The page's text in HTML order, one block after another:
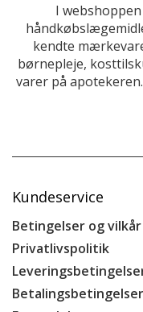
I
kendte
børnepleje,
varer på
Kundeservice
Betingelser og vilkår
Privatlivspolitik
Betalingsbetingelser